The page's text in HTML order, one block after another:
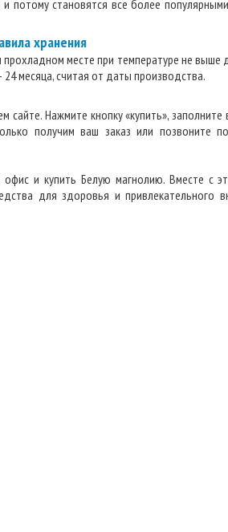
потому становятся все более
хранения
месте при температуре не выше
месяца, считая от даты производства.
сайте. Нажмите кнопку «купить»,
получим ваш заказ или позвоните
и купить Белую магнолию. Вместе с
для здоровья и привлекательного